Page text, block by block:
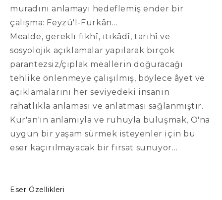
muradını anlamayı hedeflemiş ender bir
çalışma: Feyzü'l-Furkân…
Mealde, gerekli fıkhî, itikâdî, tarihî ve
sosyolojik açıklamalar yapılarak birçok
parantezsiz/çıplak meallerin doğuracağı
tehlike önlenmeye çalışılmış, böylece âyet ve
açıklamalarını her seviyedeki insanın
rahatlıkla anlaması ve anlatması sağlanmıştır.
Kur'an'ın anlamıyla ve ruhuyla buluşmak, O'na
uygun bir yaşam sürmek isteyenler için bu
eser kaçırılmayacak bir fırsat sunuyor…
Eser Özellikleri